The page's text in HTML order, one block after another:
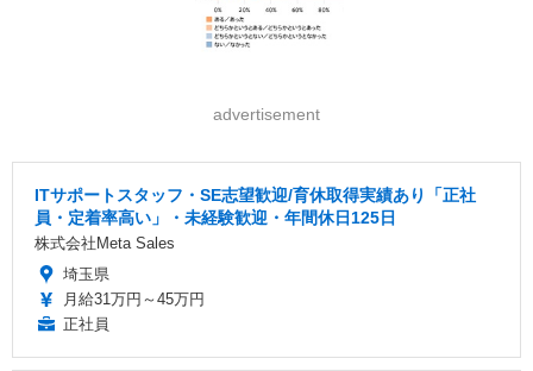
advertisement
ITサポートスタッフ・SE志望歓迎/育休取得実績あり「正社
員・定着率高い」・未経験歓迎・年間休日125日
株式会社Meta Sales
埼玉県
月給31万円～45万円
正社員